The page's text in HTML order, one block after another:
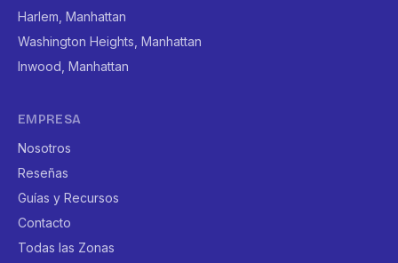
Harlem, Manhattan
Washington Heights, Manhattan
Inwood, Manhattan
EMPRESA
Nosotros
Reseñas
Guías y Recursos
Contacto
Todas las Zonas